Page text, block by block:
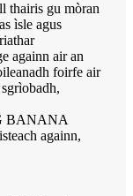
thairis gu mòran
ìsle agus
againn air an
foirfe air
BANANA
againn,